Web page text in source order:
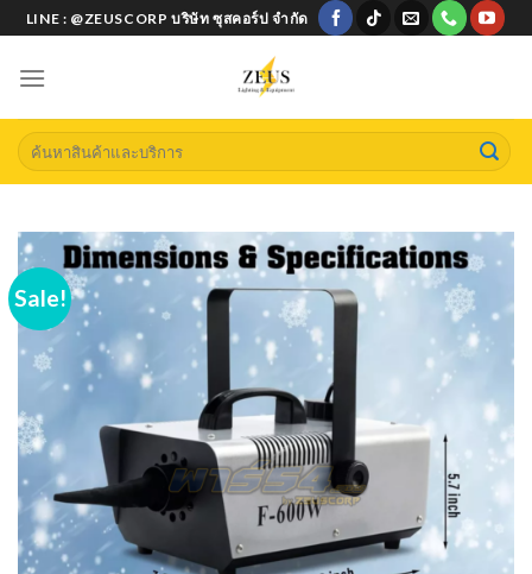
Skip
to
content
LINE : @ZEUSCORP บริษัท ซุสคอร์ป จำกัด
Search
for:
Sale!